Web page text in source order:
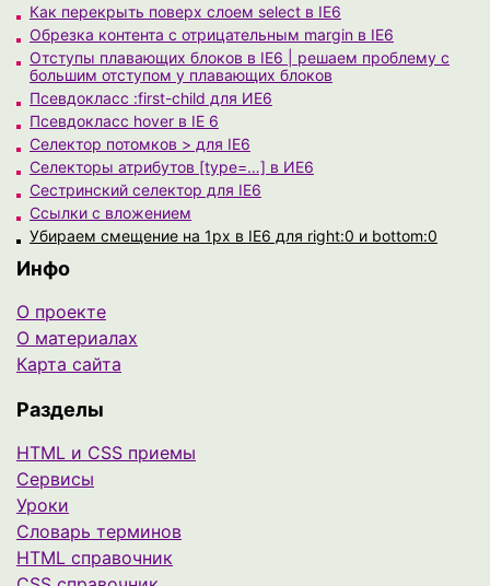
Как перекрыть поверх слоем select в IE6
Обрезка контента c отрицательным margin в IE6
Отступы плавающих блоков в IE6 | решаем проблему с
большим отступом у плавающих блоков
Псевдокласс :first-child для ИЕ6
Псевдокласс hover в IE 6
Селектор потомков > для IE6
Селекторы атрибутов [type=…] в ИЕ6
Сестринский селектор для IE6
Ссылки с вложением
Убираем смещение на 1px в IE6 для right:0 и bottom:0
Инфо
О проекте
О материалах
Карта сайта
Разделы
HTML и CSS приемы
Сервисы
Уроки
Cловарь терминов
HTML справочник